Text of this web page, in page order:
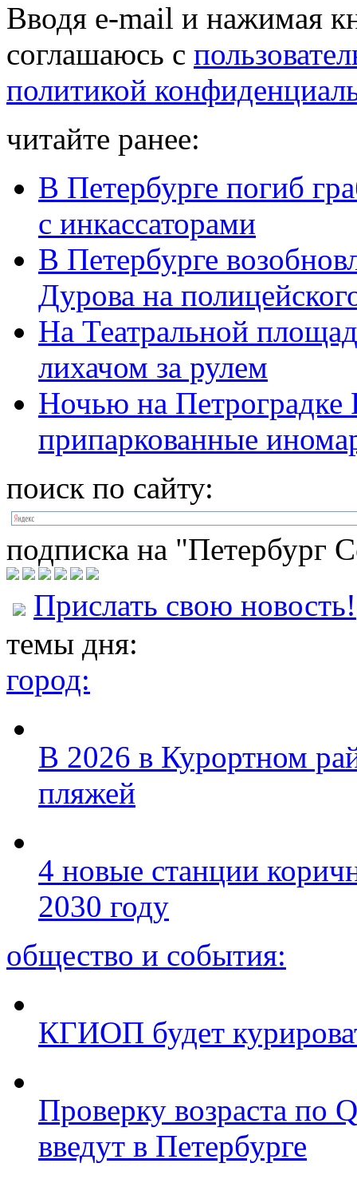
Вводя e-mail и нажимая
соглашаюсь с
политикой
читайте ранее:
В Петербурге погиб
с инкассаторами
В Петербурге
Дурова на
На Театральной
лихачом за рулем
Ночью на Петроградке
припаркованные
поиск по сайту:
подписка на "Петербург
Прислать свою новость!
темы дня:
город:
В 2026 в Курортном
пляжей
4 новые станции
2030 году
общество и события:
КГИОП будет
Проверку возраста по
введут в Петербурге